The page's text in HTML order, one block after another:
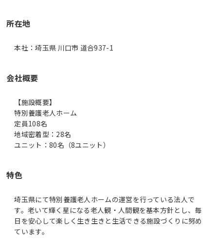
所在地
本社：埼玉県 川口市 道合937-1
会社概要
【施設概要】
特別養護老人ホーム
定員108名
地域密着型：28名
特色
埼玉県にて特別養護老人ホームの運営を行っている法人で
す。老いて輝く星になる老人観・人間観を基本方針とし、毎
日を安心して楽しく生き生きと生活できる施設づくりに努め
ています。